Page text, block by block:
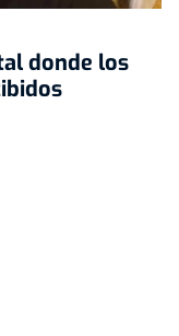
donde los